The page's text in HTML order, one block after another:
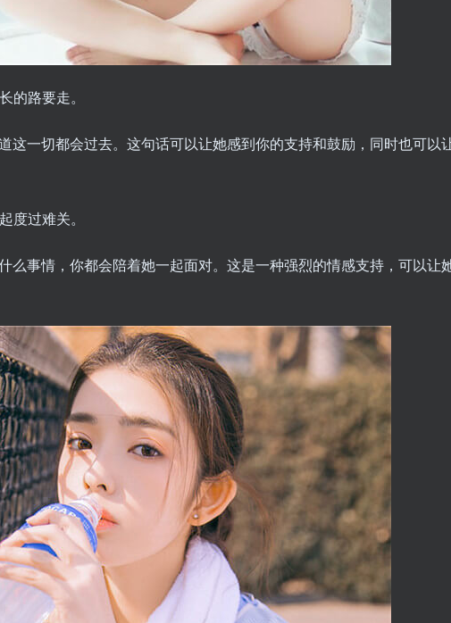
的路要走。
这一切都会过去。这句话可以让她感到你的支持和鼓励，同时也可以
度过难关。
么事情，你都会陪着她一起面对。这是一种强烈的情感支持，可以让